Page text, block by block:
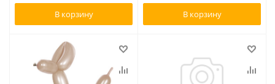
В корзину В корзину